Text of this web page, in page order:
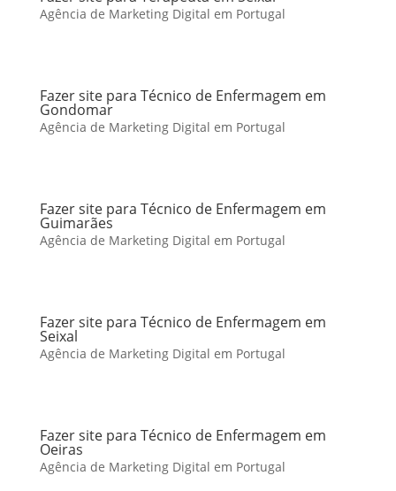
Agência de Marketing Digital em Portugal
Fazer site para Técnico de Enfermagem em
Gondomar
Agência de Marketing Digital em Portugal
Fazer site para Técnico de Enfermagem em
Guimarães
Agência de Marketing Digital em Portugal
Fazer site para Técnico de Enfermagem em
Seixal
Agência de Marketing Digital em Portugal
Fazer site para Técnico de Enfermagem em
Oeiras
Agência de Marketing Digital em Portugal